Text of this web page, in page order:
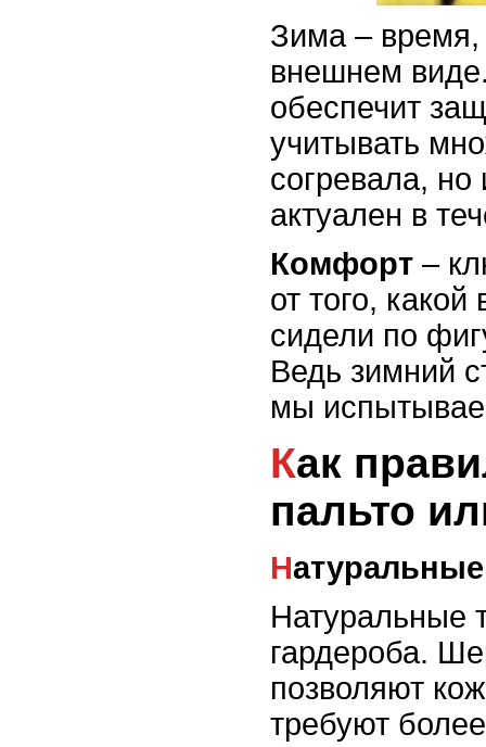
Зима – время,
внешнем
обеспечит
учитывать
согревала,
актуален в
Комфорт –
от того,
сидели по
Ведь зимний
мы
Как правильно выбрать материал для зимнего
пальто
Натуральные
гардероба.
позволяют
требуют